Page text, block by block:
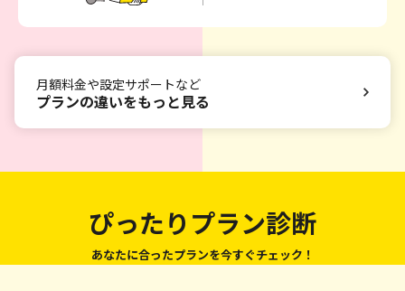
月額料金や設定サポートなど
プランの違いをもっと見る
ぴったりプラン診断
あなたに合ったプランを今すぐチェック！